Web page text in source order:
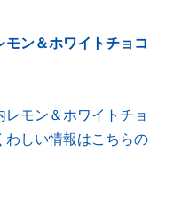
ン＆ホワイトチョコ
モン＆ホワイトチョ
わしい情報はこちらの